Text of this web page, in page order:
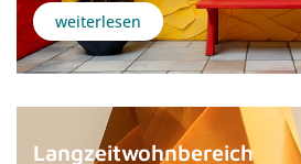
weiterlesen
Langzeitwohnbereich